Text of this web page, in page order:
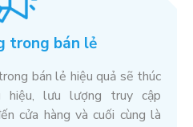
trong bán lẻ
bán lẻ hiệu quả sẽ thúc
hiệu, lưu lượng truy cập
cửa hàng và cuối cùng là